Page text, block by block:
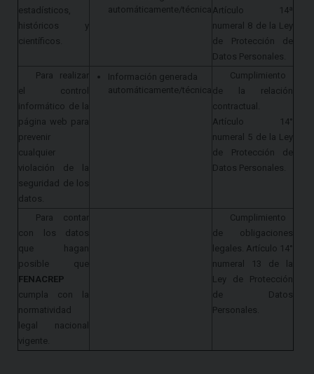
estadísticos,
históricos y
científicos.
automáticamente/técnica Artículo 14ª
numeral 8 de la Ley
de Protección de
Datos Personales.
Para realizar
el control
informático de la
página web para
prevenir
cualquier
violación de la
seguridad de los
datos.
Información generada
automáticamente/técnica
Cumplimiento
de la relación
contractual.
Artículo 14°
numeral 5 de la Ley
de Protección de
Datos Personales.
Para contar
con los datos
que hagan
posible que
FENACREP
cumpla con la
normatividad
legal nacional
vigente.
Cumplimiento
de obligaciones
legales. Artículo 14°
numeral 13 de la
Ley de Protección
de Datos
Personales.